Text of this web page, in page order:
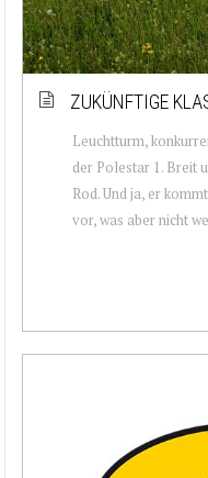
ZUKÜNFTIGE
Leuchtturm,
der Polestar 1. Breit
Rod. Und ja, er
vor, was aber nicht